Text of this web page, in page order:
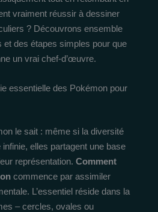
vraiment réussir à dessiner
? Découvrons ensemble
des étapes simples pour que
un vrai chef-d’œuvre.
essentielle des Pokémon pour
le sait : même si la diversité
elles partagent une base
représentation. Comment
commence par assimiler
L’essentiel réside dans la
– cercles, ovales ou